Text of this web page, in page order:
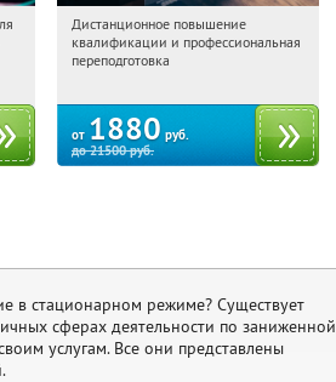
53
02:11:32 Купили:
Россия
Дистанционное повышение
квалификации и профессиональная
переподготовка
от 1880 руб.
до21500руб.
в стационарном режиме? Существует
сферах деятельности по заниженной
услугам. Все они представлены